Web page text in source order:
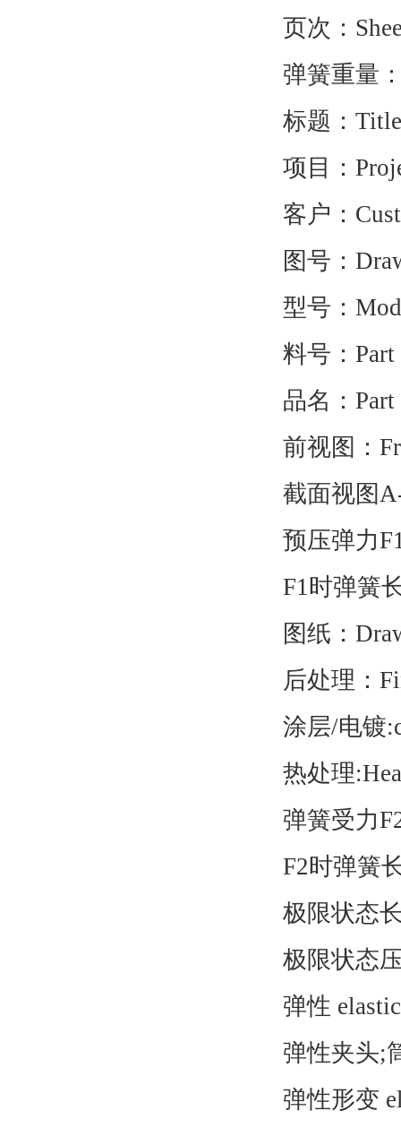
页次：
弹簧重量：
标题：Title
项目：
客户：
图号：
型号：
料号：Part
品名：Part
前视图：
截面视图A-
预压弹力F1
F1时弹簧长
图纸：
后处理：
涂层/电镀
热处理:Heat
弹簧受力
F2时弹簧长
极限状态长
极限状态压
弹性
弹性夹头;
弹性形变